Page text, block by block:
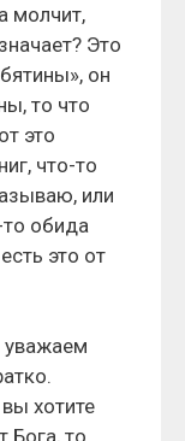
молчит,
Это
он
то что
это
что-то
или
обида
это от
уважаем
хотите